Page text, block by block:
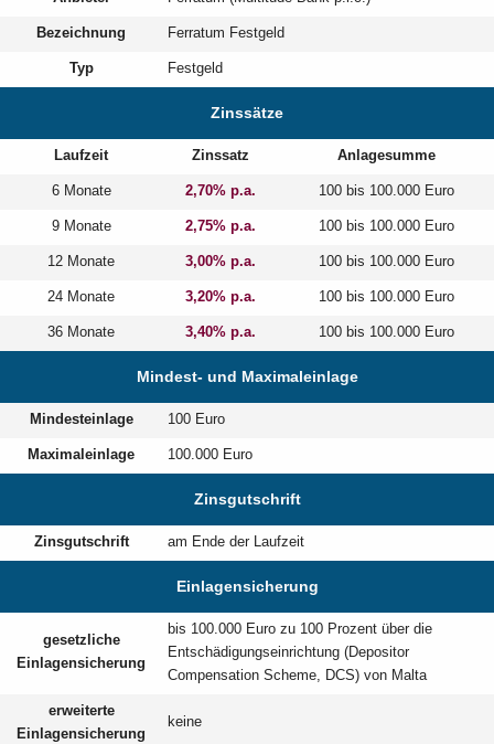
Bezeichnung Ferratum Festgeld
Typ Festgeld
Zinssätze
Laufzeit Zinssatz Anlagesumme
6 Monate 2,70% p.a. 100 bis 100.000 Euro
9 Monate 2,75% p.a. 100 bis 100.000 Euro
12 Monate 3,00% p.a. 100 bis 100.000 Euro
24 Monate 3,20% p.a. 100 bis 100.000 Euro
36 Monate 3,40% p.a. 100 bis 100.000 Euro
Mindest- und Maximaleinlage
Mindesteinlage 100 Euro
Maximaleinlage 100.000 Euro
Zinsgutschrift
Zinsgutschrift am Ende der Laufzeit
Einlagensicherung
gesetzliche
Einlagensicherung
bis 100.000 Euro zu 100 Prozent über die
Entschädigungseinrichtung (Depositor
Compensation Scheme, DCS) von Malta
erweiterte
Einlagensicherung
keine